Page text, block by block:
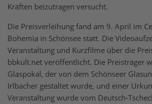
Kräften beizutragen versucht.
Die Preisverleihung fand am 9. April im
Bohemia in Schönsee statt. Die
Veranstaltung und Kurzfilme über die
bbkult.net veröffentlicht. Die Preisträger
Glaspokal, der von dem Schönseer
Irlbacher gestaltet wurde, und einer
Veranstaltung wurde vom Deutsch-